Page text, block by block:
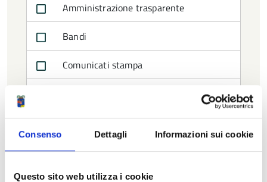
Consenso Dettagli Informazioni sui cookie
Questo sito web utilizza i cookie
Amministrazione trasparente
Bandi
Comunicati stampa
Eventi
Luoghi
Modulistica